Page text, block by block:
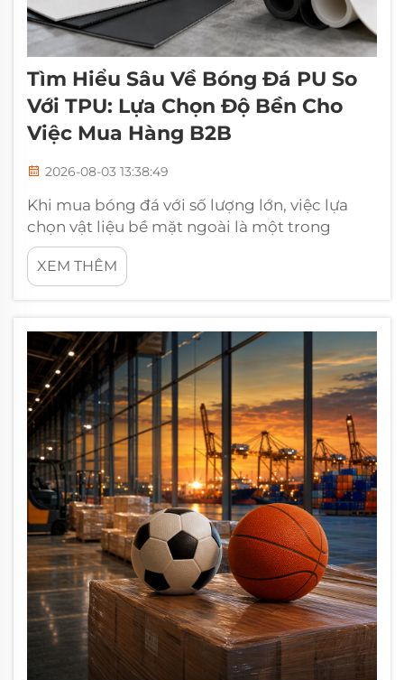
Tìm Hiểu Sâu Về Bóng Đá PU So
Với TPU: Lựa Chọn Độ Bền Cho
Việc Mua Hàng B2B
2026-08-03 13:38:49
Khi mua bóng đá với số lượng lớn, việc lựa
chọn vật liệu bề mặt ngoài là một trong
những quyết định quan trọng nhất mà người
mua B2B có thể đưa ra. PU (polyurethane) và
TPU (thermoplastic polyurethane) là hai vật
hiện nay...
XEM THÊM